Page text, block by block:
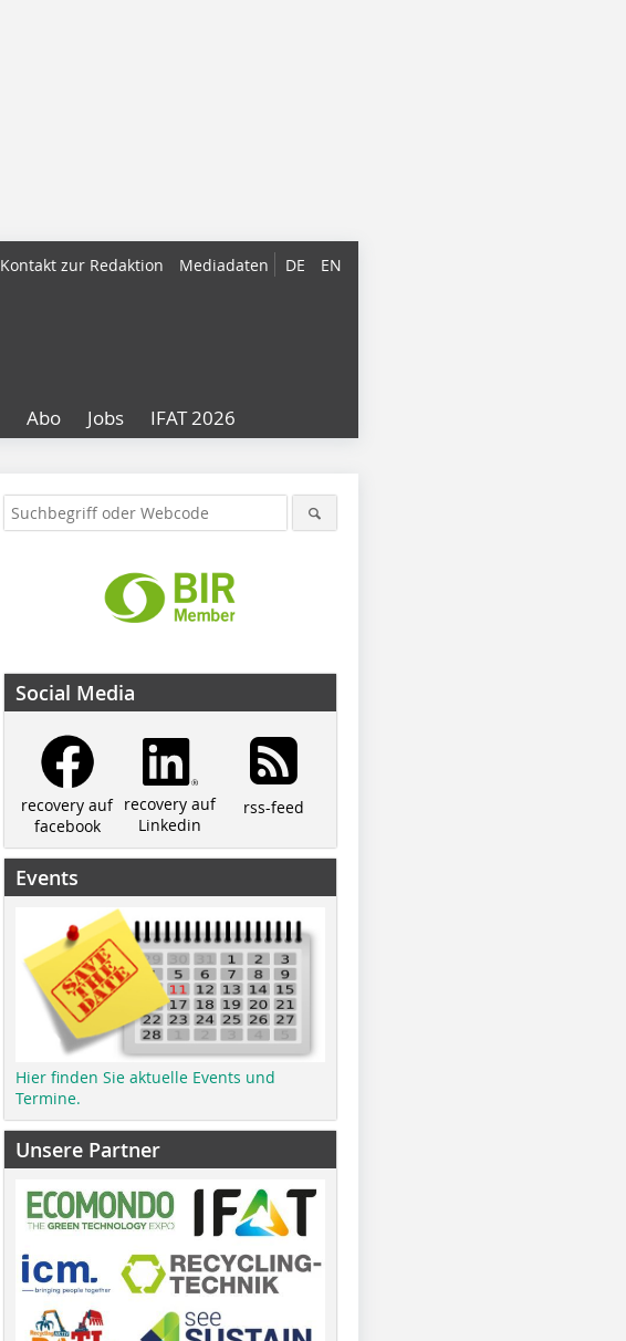
DE EN
Kontakt zur Redaktion Mediadaten
Abo Jobs IFAT 2026
Social Media
recovery auf
facebook
recovery auf
Linkedin
rss-feed
Events
Hier finden Sie aktuelle Events und
Termine.
Unsere Partner